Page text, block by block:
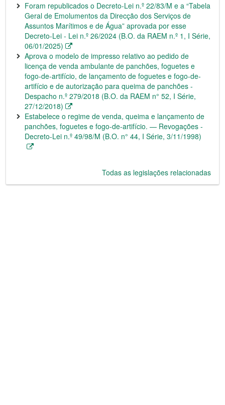
Foram republicados o Decreto-Lei n.º 22/83/M e a “Tabela
Geral de Emolumentos da Direcção dos Serviços de
Assuntos Marítimos e de Água” aprovada por esse
Decreto-Lei - Lei n.º 26/2024 (B.O. da RAEM n.º 1, I Série,
06/01/2025)
Aprova o modelo de impresso relativo ao pedido de
licença de venda ambulante de panchões, foguetes e
fogo-de-artifício, de lançamento de foguetes e fogo-de-
artifício e de autorização para queima de panchões -
Despacho n.º 279/2018 (B.O. da RAEM n° 52, I Série,
27/12/2018)
Estabelece o regime de venda, queima e lançamento de
panchões, foguetes e fogo-de-artifício. — Revogações -
Decreto-Lei n.º 49/98/M (B.O. n° 44, I Série, 3/11/1998)
Todas as legislações relacionadas